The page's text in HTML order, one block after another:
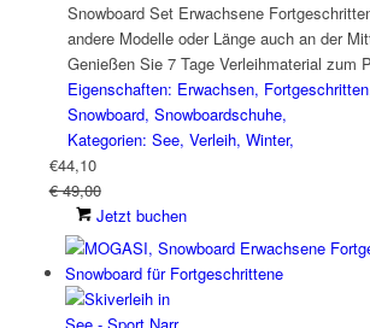
Snowboard Set Erwachsene
andere Modelle oder Länge auch an der
Genießen Sie 7 Tage Verleihmaterial zum
Eigenschaften: Erwachsen,
Snowboard, Snowboardschuhe,
Kategorien: See, Verleih, Winter,
€44,10
€ 49,00
Jetzt buchen